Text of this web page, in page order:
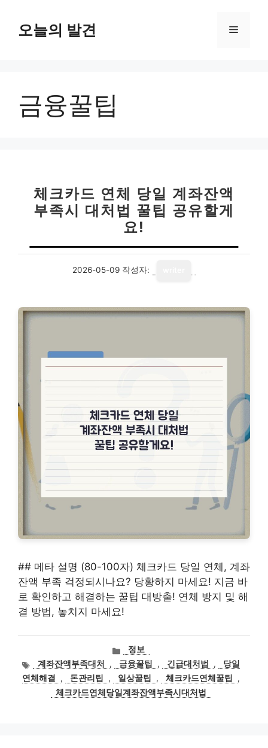
오늘의 발견 메
금융꿀팁
체크카드 연체 당일 계좌잔액
부족시 대처법 꿀팁 공유할게
요!
2026-05-09 작성자:
## 메타 설명 (80-100자) 체크카드 당일 연체, 계좌
잔액 부족 걱정되시나요? 당황하지 마세요! 지금 바
로 확인하고 해결하는 꿀팁 대방출! 연체 방지 및 해
결 방법, 놓치지 마세요!
카
테
고
리
정보
태
그
계좌잔액부족대처 , 금융꿀팁 , 긴급대처법 ,
당일
연체해결
, 돈관리팁 , 일상꿀팁 , 체크카드연체꿀팁
,
체크카드연체당일계좌잔액부족시대처법